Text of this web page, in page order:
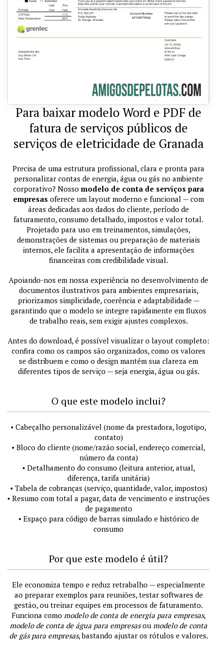
Para baixar modelo Word e PDF de
fatura de serviços públicos de
serviços de eletricidade de Granada
Precisa de uma estrutura profissional, clara e pronta para
personalizar contas de energia, água ou gás no ambiente
corporativo? Nosso modelo de conta de serviços para
empresas oferece um layout moderno e funcional — com
áreas dedicadas aos dados do cliente, período de
faturamento, consumo detalhado, impostos e valor total.
Projetado para uso em treinamentos, simulações,
demonstrações de sistemas ou preparação de materiais
internos, ele facilita a apresentação de informações
financeiras com credibilidade visual.
Apoiando-nos em nossa experiência no desenvolvimento de
documentos ilustrativos para ambientes empresariais,
priorizamos simplicidade, coerência e adaptabilidade —
garantindo que o modelo se integre rapidamente em fluxos
de trabalho reais, sem exigir ajustes complexos.
Antes do download, é possível visualizar o layout completo:
confira como os campos são organizados, como os valores
se distribuem e como o design mantém sua clareza em
diferentes tipos de serviço — seja energia, água ou gás.
O que este modelo inclui?
• Cabeçalho personalizável (nome da prestadora, logotipo,
contato)
• Bloco do cliente (nome/razão social, endereço comercial,
número da conta)
• Detalhamento do consumo (leitura anterior, atual,
diferença, tarifa unitária)
• Tabela de cobranças (serviço, quantidade, valor, impostos)
• Resumo com total a pagar, data de vencimento e instruções
de pagamento
• Espaço para código de barras simulado e histórico de
consumo
Por que este modelo é útil?
Ele economiza tempo e reduz retrabalho — especialmente
ao preparar exemplos para reuniões, testar softwares de
gestão, ou treinar equipes em processos de faturamento.
Funciona como modelo de conta de energia para empresas,
modelo de conta de água para empresasou modelo de conta
de gás para empresas, bastando ajustar os rótulos e valores.